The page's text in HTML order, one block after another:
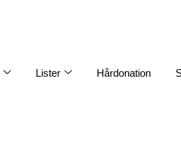
Lister Hårdonation